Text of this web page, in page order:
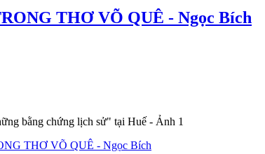
THƠ VÕ QUÊ - Ngọc Bích
THƠ VÕ QUÊ - Ngọc Bích